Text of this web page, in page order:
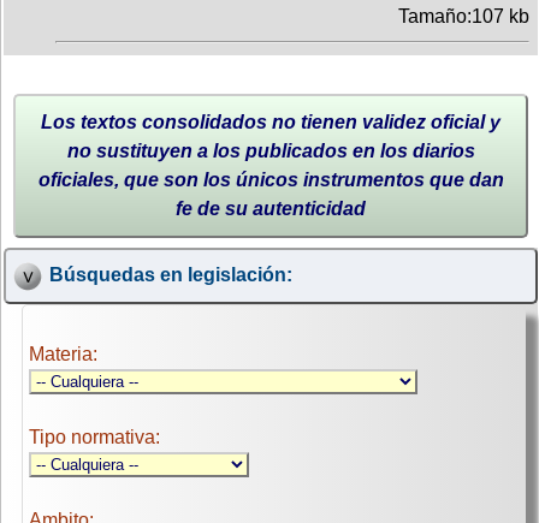
Tamaño:107 kb
Los textos consolidados no tienen validez oficial y
no sustituyen a los publicados en los diarios
oficiales, que son los únicos instrumentos que dan
fe de su autenticidad
Búsquedas en legislación:
Materia:
Tipo normativa: